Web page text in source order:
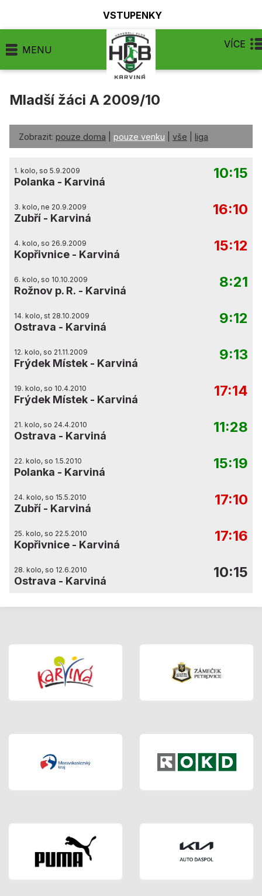
VSTUPENKY
MENU VÍCE
Mladší žáci A 2009/10
Zobrazit: pouze doma pouze venku vše liga
1. kolo, so 5.9.2009
Polanka - Karviná
10:15
3. kolo, ne 20.9.2009
Zubří - Karviná
16:10
4. kolo, so 26.9.2009
Kopřivnice - Karviná
15:12
6. kolo, so 10.10.2009
Rožnov p. R. - Karviná
8:21
14. kolo, st 28.10.2009
Ostrava - Karviná
9:12
12. kolo, so 21.11.2009
Frýdek Místek - Karviná
9:13
19. kolo, so 10.4.2010
Frýdek Místek - Karviná
17:14
21. kolo, so 24.4.2010
Ostrava - Karviná
11:28
22. kolo, so 1.5.2010
Polanka - Karviná
15:19
24. kolo, so 15.5.2010
Zubří - Karviná
17:10
25. kolo, so 22.5.2010
Kopřivnice - Karviná
17:16
28. kolo, so 12.6.2010
Ostrava - Karviná
10:15